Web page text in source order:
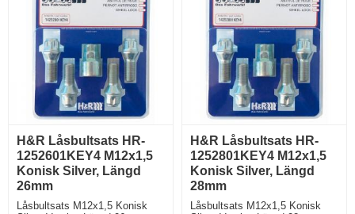
H&R Låsbultsats HR-
1252601KEY4 M12x1,5
Konisk Silver, Längd
26mm
Låsbultsats M12x1,5 Konisk
H&R Låsbultsats HR-
1252801KEY4 M12x1,5
Konisk Silver, Längd
28mm
Låsbultsats M12x1,5 Konisk